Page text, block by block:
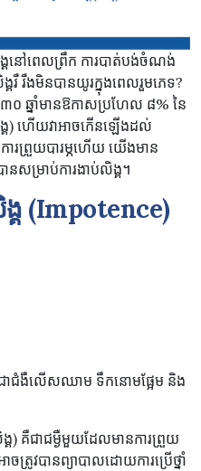
ង្គនៅពេលព្រឹក ការបាត់បង់ចំណង់
គរឺ រឹងមិនបានយូរក្នុងពេលរួមភេទ?
ឆ្នាំមានឱកាសប្រហែល ៨% នៃ
) ហើយវាអាចកើនឡើងដល់
ព្រួយបារម្ភហើយ យើងមាន
នសម្រាប់ការងាប់លិង្គ។
គ (Impotence)
ជំងឺលើសឈាម ទឹកនោមផ្អែម និង
) គឺជាជម្ងឺមួយដែលមានការព្រួយ
ចត្រូវបានព្យាបាលដោយការប្រើថ្នាំ